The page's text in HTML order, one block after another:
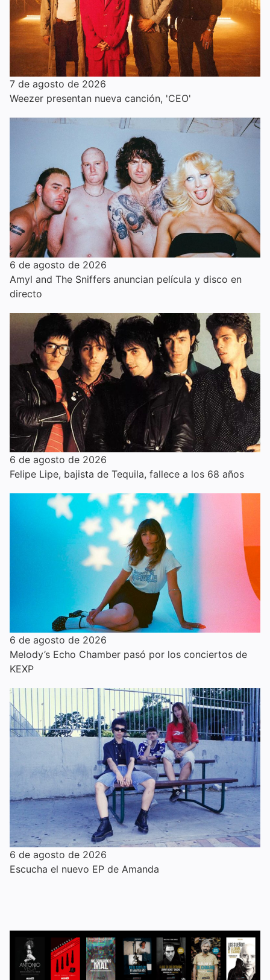
7 de agosto de 2026
Weezer presentan nueva canción, 'CEO'
6 de agosto de 2026
Amyl and The Sniffers anuncian película y disco en
directo
6 de agosto de 2026
Felipe Lipe, bajista de Tequila, fallece a los 68 años
6 de agosto de 2026
Melody’s Echo Chamber pasó por los conciertos de
KEXP
6 de agosto de 2026
Escucha el nuevo EP de Amanda